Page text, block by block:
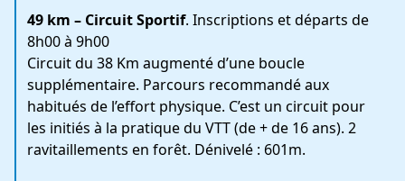
49 km – Circuit Sportif. Inscriptions et départs de
8h00 à 9h00
Circuit du 38 Km augmenté d’une boucle
supplémentaire. Parcours recommandé aux
habitués de l’effort physique. C’est un circuit pour
les initiés à la pratique du VTT (de + de 16 ans). 2
ravitaillements en forêt. Dénivelé : 601m.